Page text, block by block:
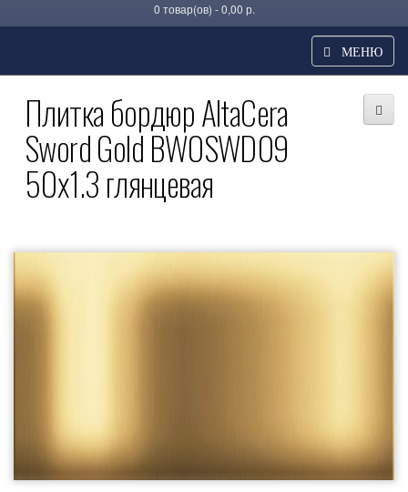
0 товар(ов) - 0,00 р.
МЕНЮ
Плитка бордюр AltaCera
Sword Gold BW0SWD09
50x1.3 глянцевая